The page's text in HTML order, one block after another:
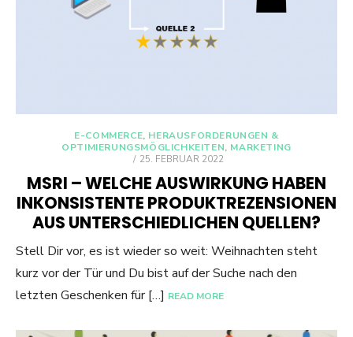
E-COMMERCE, HERAUSFORDERUNGEN &
OPTIMIERUNGSMÖGLICHKEITEN, MARKETING
POSTED
25. FEBRUAR 2022
MSRI – WELCHE AUSWIRKUNG HABEN
INKONSISTENTE PRODUKTREZENSIONEN
AUS UNTERSCHIEDLICHEN QUELLEN?
Stell Dir vor, es ist wieder so weit: Weihnachten steht
kurz vor der Tür und Du bist auf der Suche nach den
letzten Geschenken für […] READ MORE